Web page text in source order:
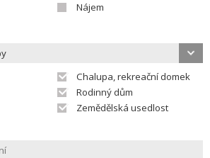
Nájem
Chalupa, rekreační domek
Rodinný dům
Zemědělská usedlost